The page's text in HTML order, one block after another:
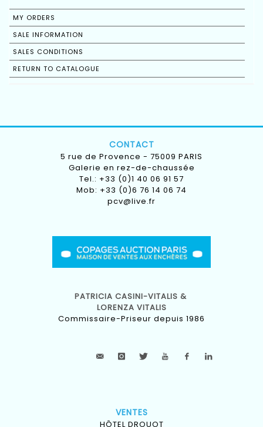
MY ORDERS
SALE INFORMATION
SALES CONDITIONS
RETURN TO CATALOGUE
CONTACT
5 rue de Provence - 75009 PARIS
Galerie en rez-de-chaussée
Tel.: +33 (0)1 40 06 91 57
Mob: +33 (0)6 76 14 06 74
pcv@live.fr
PATRICIA CASINI-VITALIS &
LORENZA VITALIS
Commissaire-Priseur depuis 1986
VENTES
HÔTEL DROUOT